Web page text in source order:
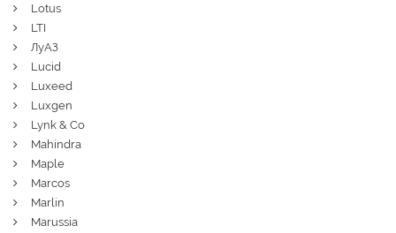
Lotus
LTI
ЛуАЗ
Lucid
Luxeed
Luxgen
Lynk & Co
Mahindra
Maple
Marcos
Marlin
Marussia